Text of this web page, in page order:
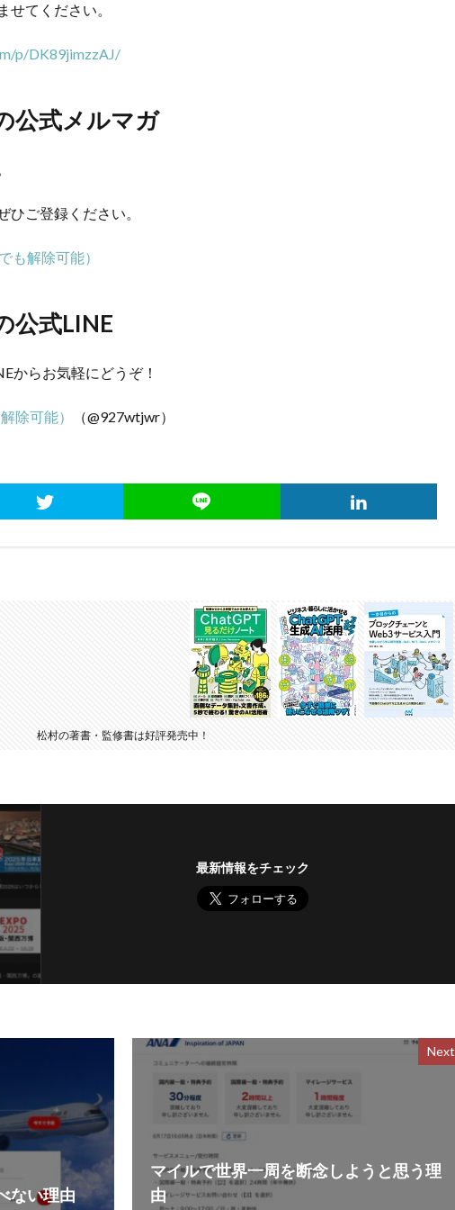
せてください。
p/DK89jimzzAJ/
公式メルマガ
ひご登録ください。
も解除可能）
公式LINE
からお気軽にどうぞ！
除可能） （@927wtjwr）
松村の著書・監修書は好評発売中！
最新情報をチェック
ない理由
Next
マイルで世界一周を断念しようと思う理
由